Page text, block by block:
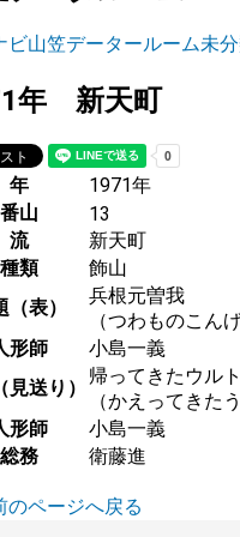
ビ山笠データールーム未
年 新天町
年
1971年
番山
13
流
新天町
種類
飾山
（表）
兵根元曽我
（つわものこん
形師
小島一義
見送り）
帰ってきたウル
（かえってきた
形師
小島一義
総務
衛藤進
のページへ戻る